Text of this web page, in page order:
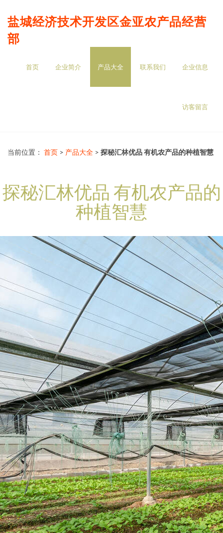
盐城经济技术开发区金亚农产品经营
部
首页 企业简介 产品大全 联系我们 企业信息
访客留言
当前位置： 首页 > 产品大全 > 探秘汇林优品 有机农产品的种植智慧
探秘汇林优品 有机农产品的
种植智慧